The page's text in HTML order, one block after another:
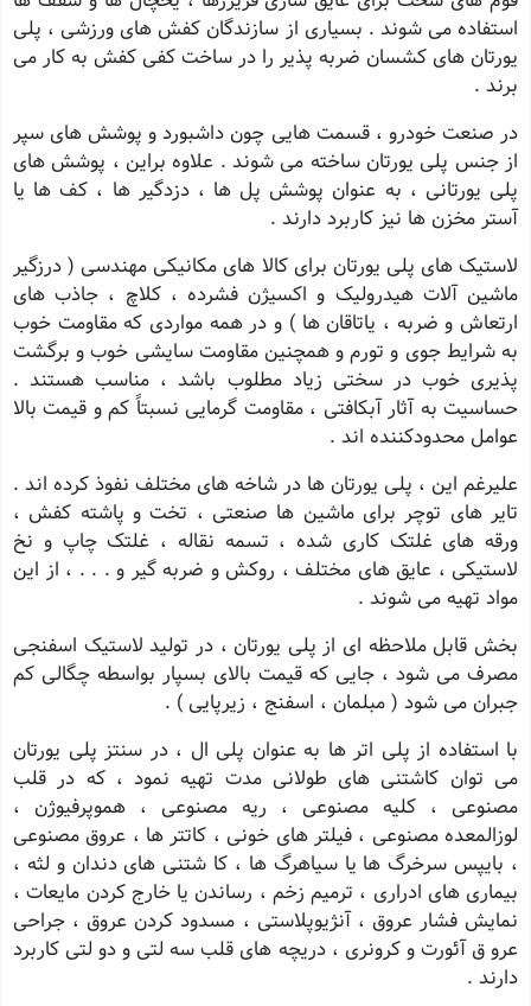
استفاده می شوند . بسیاری از سازندگان کفش های ورزشی ، پلی
یورتان های کشسان ضربه پذیر را در ساخت کفی کفش به کار می
برند .
در صنعت خودرو ، قسمت هایی چون داشبورد و پوشش های سپر
از جنس پلی یورتان ساخته می شوند . علاوه براین ، پوشش های
پلی یورتانی ، به عنوان پوشش پل ها ، دزدگیر ها ، کف ها یا
آستر مخزن ها نیز کاربرد دارند .
لاستیک های پلی یورتان برای کالا های مکانیکی مهندسی ( درزگیر
ماشین آلات هیدرولیک و اکسیژن فشرده ، کلاچ ، جاذب های
ارتعاش و ضربه ، یاتاقان ها ) و در همه مواردی که مقاومت خوب
به شرایط جوی و تورم و همچنین مقاومت سایشی خوب و برگشت
پذیری خوب در سختی زیاد مطلوب باشد ، مناسب هستند .
حساسیت به آثار آبکافتی ، مقاومت گرمایی نسبتاً کم و قیمت بالا
عوامل محدودکننده اند .
علیرغم این ، پلی یورتان ها در شاخه های مختلف نفوذ کرده اند .
تایر های توچر برای ماشین ها صنعتی ، تخت و پاشته کفش ،
ورقه های غلتک کاری شده ، تسمه نقاله ، غلتک چاپ و نخ
لاستیکی ، عایق های مختلف ، روکش و ضربه گیر و . . . ، از این
مواد تهیه می شوند .
بخش قابل ملاحظه ای از پلی یورتان ، در تولید لاستیک اسفنجی
مصرف می شود ، جایی که قیمت بالای بسپار بواسطه چگالی کم
جبران می شود ( مبلمان ، اسفنج ، زیرپایی ) .
با استفاده از پلی اتر ها به عنوان پلی ال ، در سنتز پلی یورتان
می توان کاشتنی های طولانی مدت تهیه نمود ، که در قلب
مصنوعی ، کلیه مصنوعی ، ریه مصنوعی ، هموپرفیوژن ،
لوزالمعده مصنوعی ، فیلتر های خونی ، کاتتر ها ، عروق مصنوعی
، بایپس سرخرگ ها یا سیاهرگ ها ، کا شتنی های دندان و لثه ،
بیماری های ادراری ، ترمیم زخم ، رساندن یا خارج کردن مایعات ،
نمایش فشار عروق ، آنژیوپلاستی ، مسدود کردن عروق ، جراحی
عرو ق آئورت و کرونری ، دریچه های قلب سه لتی و دو لتی کاربرد
دارند .